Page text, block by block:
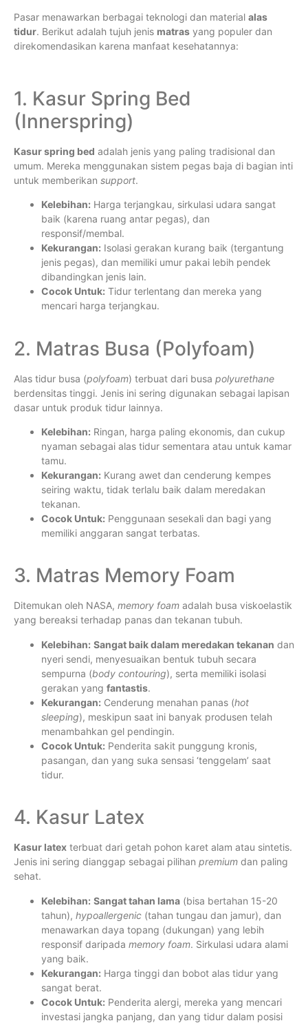
Pasar menawarkan berbagai teknologi dan material alas
tidur. Berikut adalah tujuh jenis matras yang populer dan
direkomendasikan karena manfaat kesehatannya:
1. Kasur Spring Bed
(Innerspring)
Kasur spring bed adalah jenis yang paling tradisional dan
umum. Mereka menggunakan sistem pegas baja di bagian inti
untuk memberikan support.
Kelebihan: Harga terjangkau, sirkulasi udara sangat
baik (karena ruang antar pegas), dan
responsif/membal.
Kekurangan: Isolasi gerakan kurang baik (tergantung
jenis pegas), dan memiliki umur pakai lebih pendek
dibandingkan jenis lain.
Cocok Untuk: Tidur terlentang dan mereka yang
mencari harga terjangkau.
2. Matras Busa (Polyfoam)
Alas tidur busa (polyfoam) terbuat dari busa polyurethane
berdensitas tinggi. Jenis ini sering digunakan sebagai lapisan
dasar untuk produk tidur lainnya.
Kelebihan: Ringan, harga paling ekonomis, dan cukup
nyaman sebagai alas tidur sementara atau untuk kamar
tamu.
Kekurangan: Kurang awet dan cenderung kempes
seiring waktu, tidak terlalu baik dalam meredakan
tekanan.
Cocok Untuk: Penggunaan sesekali dan bagi yang
memiliki anggaran sangat terbatas.
3. Matras Memory Foam
Ditemukan oleh NASA, memory foam adalah busa viskoelastik
yang bereaksi terhadap panas dan tekanan tubuh.
Kelebihan: Sangat baik dalam meredakan tekanan dan
nyeri sendi, menyesuaikan bentuk tubuh secara
sempurna (body contouring), serta memiliki isolasi
gerakan yang fantastis.
Kekurangan: Cenderung menahan panas (hot
sleeping), meskipun saat ini banyak produsen telah
menambahkan gel pendingin.
Cocok Untuk: Penderita sakit punggung kronis,
pasangan, dan yang suka sensasi ‘tenggelam’ saat
tidur.
4. Kasur Latex
Kasur latex terbuat dari getah pohon karet alam atau sintetis.
Jenis ini sering dianggap sebagai pilihan premium dan paling
sehat.
Kelebihan: Sangat tahan lama (bisa bertahan 15-20
tahun), hypoallergenic (tahan tungau dan jamur), dan
menawarkan daya topang (dukungan) yang lebih
responsif daripada memory foam. Sirkulasi udara alami
yang baik.
Kekurangan: Harga tinggi dan bobot alas tidur yang
sangat berat.
Cocok Untuk: Penderita alergi, mereka yang mencari
investasi jangka panjang, dan yang tidur dalam posisi